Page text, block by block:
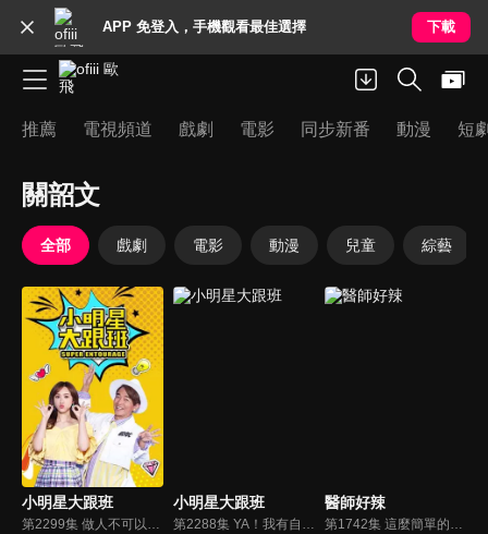
APP 免登入，手機觀看最佳選擇 下載
推薦 電視頻道 戲劇 電影 同步新番 動漫 短
關韶文
全部 戲劇 電影 動漫 兒童 綜藝
小明星大跟班
第2299集 做人不可以這麼自私！！太缺德！這樣做真的太沒品！
小明星大跟班
第2288集 YA！我有自己的房子了！開箱明星夢想新家
醫師好辣
第1742集 這麼簡單的事真的有人不會，日常生存大挑戰？！